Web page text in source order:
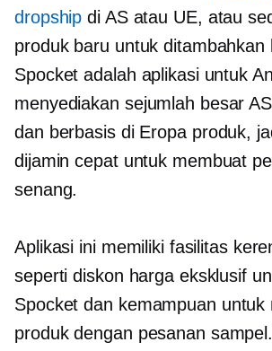
dropship di AS atau UE, atau
produk baru untuk ditambahkan
Spocket adalah aplikasi untuk
menyediakan sejumlah besar AS
dan berbasis di Eropaproduk,
dijamin cepat untuk membuat
senang.
Aplikasi ini memiliki fasilitas
seperti diskon harga eksklusif
Spocket dan kemampuan untuk
produk dengan pesanan sampel.